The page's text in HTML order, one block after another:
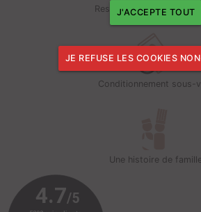
Respect de la chaîne du
Conditionnement sous-
Une histoire de famille
J'ACCEPTE TOUT
JE REFUSE LES COOKIES